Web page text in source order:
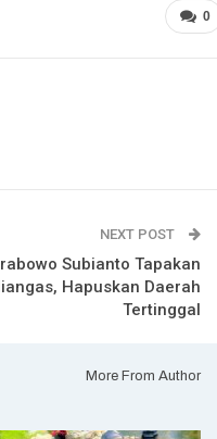
0
NEXT POST
Subianto Tapakan
Hapuskan Daerah
Tertinggal
More From Author